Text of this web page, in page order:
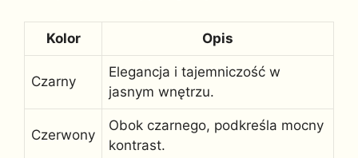
Kolor Opis
Czarny
Elegancja i tajemniczość w
jasnym wnętrzu.
Czerwony
Obok czarnego, podkreśla mocny
kontrast.